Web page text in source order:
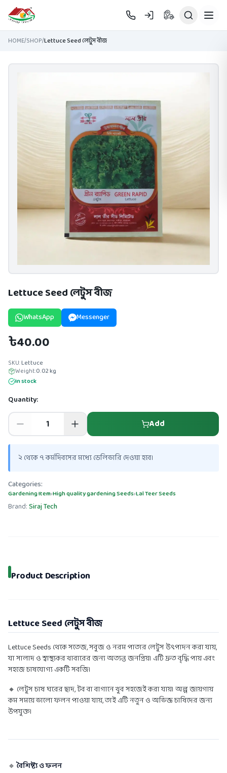
Skip to main content
HOME/SHOP/Lettuce Seed লেটুস বীজ
Lettuce Seed লেটুস বীজ
WhatsApp Messenger
৳40.00
SKU:Lettuce
Weight:0.02kg
In stock
Quantity:
Add
২ থেকে ৭ কর্মদিবসের মধ্যে ডেলিভারি দেওয়া হবে।
Categories:
Gardening Item›High quality gardening Seeds›Lal Teer Seeds
Brand:Siraj Tech
Product Description
Lettuce Seed লেটুস বীজ
Lettuce Seeds থেকে সতেজ, সবুজ ও নরম পাতার লেটুস উৎপাদন করা যায়,
যা সালাদ ও স্বাস্থ্যকর খাবারের জন্য অত্যন্ত জনপ্রিয়। এটি দ্রুত বৃদ্ধি পায় এবং
সহজে চাষযোগ্য একটি সবজি।
🔸 লেটুস চাষ ঘরের ছাদ, টব বা বাগানে খুব সহজেই করা যায়। অল্প জায়গায়
কম সময়ে ভালো ফলন পাওয়া যায়, তাই এটি নতুন ও অভিজ্ঞ চাষিদের জন্য
উপযুক্ত।
🔹বৈশিষ্ট্য ও ফলন